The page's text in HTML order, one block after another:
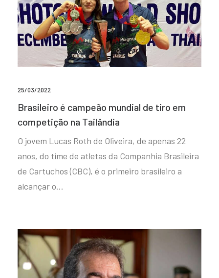
25/03/2022
Brasileiro é campeão mundial de tiro em
competição na Tailândia
O jovem Lucas Roth de Oliveira, de apenas 22
anos, do time de atletas da Companhia Brasileira
de Cartuchos (CBC), é o primeiro brasileiro a
alcançar o…